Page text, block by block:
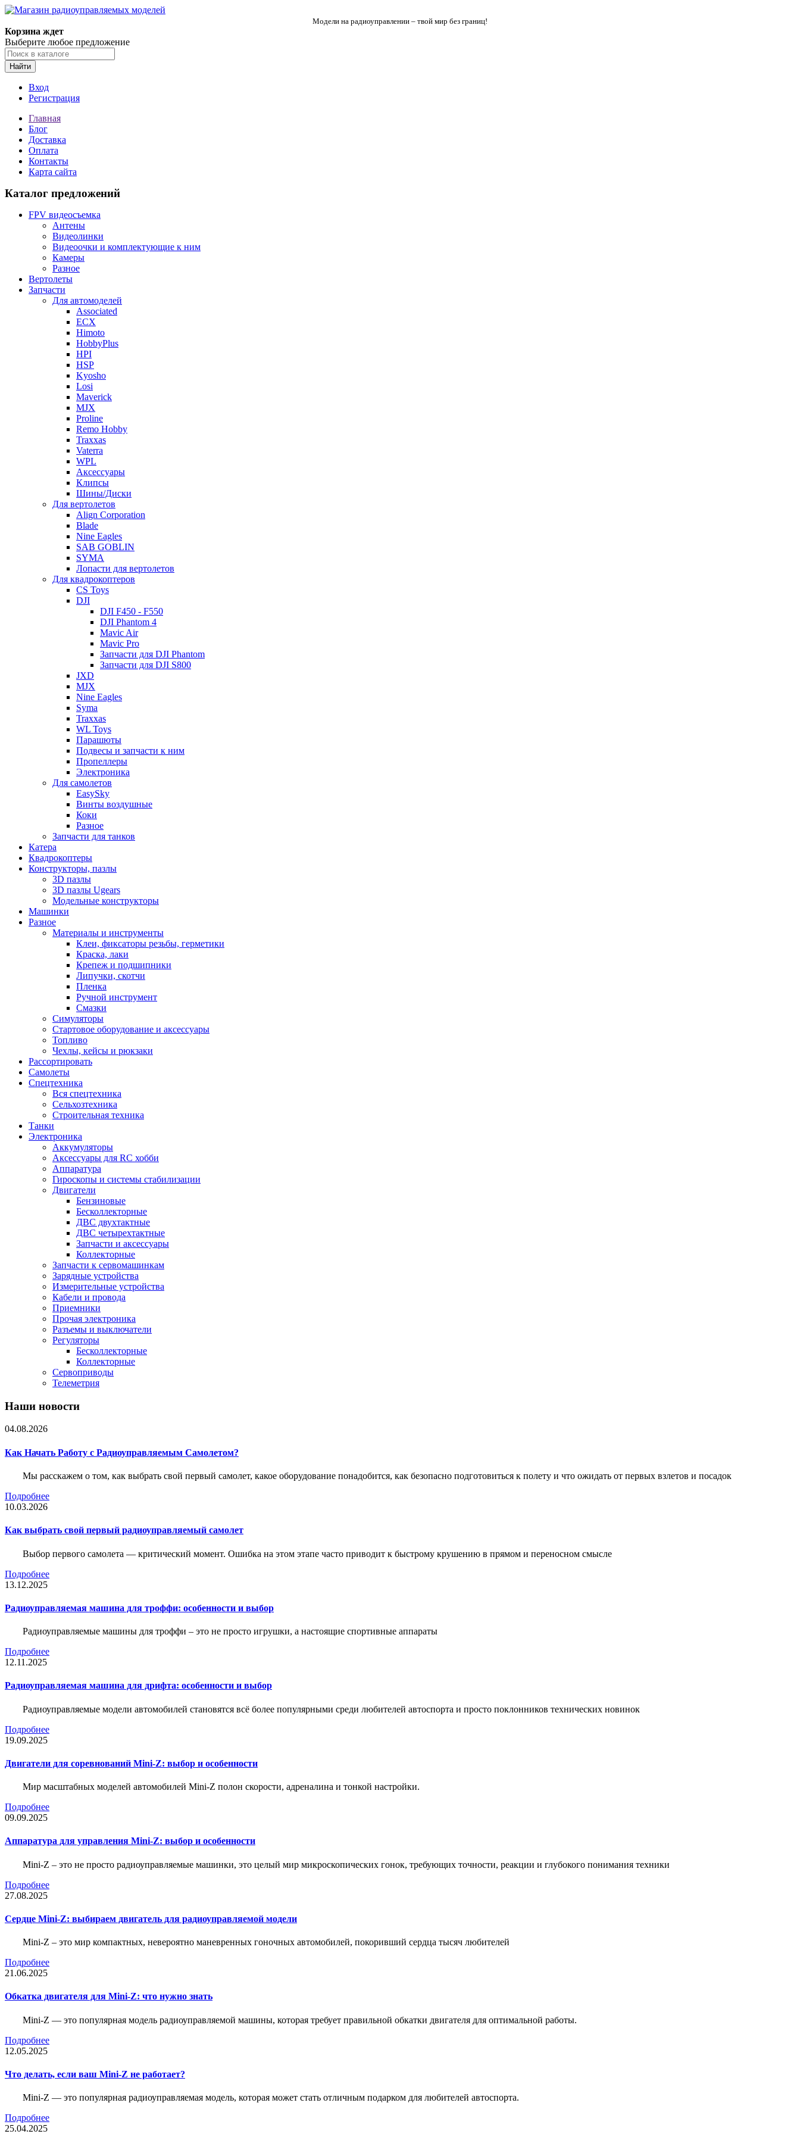
Модели на радиоуправлении – твой мир без границ!
Корзина ждет
Выберите любое предложение
Найти
Вход
Регистрация
Главная
Блог
Доставка
Оплата
Контакты
Карта сайта
Каталог предложений
FPV видеосъемка
Антены
Видеолинки
Видеоочки и комплектующие к ним
Камеры
Разное
Вертолеты
Запчасти
Для автомоделей
Associated
ECX
Himoto
HobbyPlus
HPI
HSP
Kyosho
Losi
Maverick
MJX
Proline
Remo Hobby
Traxxas
Vaterra
WPL
Аксессуары
Клипсы
Шины/Диски
Для вертолетов
Align Corporation
Blade
Nine Eagles
SAB GOBLIN
SYMA
Лопасти для вертолетов
Для квадрокоптеров
CS Toys
DJI
DJI F450 - F550
DJI Phantom 4
Mavic Air
Mavic Pro
Запчасти для DJI Phantom
Запчасти для DJI S800
JXD
MJX
Nine Eagles
Syma
Traxxas
WL Toys
Парашюты
Подвесы и запчасти к ним
Пропеллеры
Электроника
Для самолетов
EasySky
Винты воздушные
Коки
Разное
Запчасти для танков
Катера
Квадрокоптеры
Конструкторы, пазлы
3D пазлы
3D пазлы Ugears
Модельные конструкторы
Машинки
Разное
Материалы и инструменты
Клеи, фиксаторы резьбы, герметики
Краска, лаки
Крепеж и подшипники
Липучки, скотчи
Пленка
Ручной инструмент
Смазки
Симуляторы
Стартовое оборудование и аксессуары
Топливо
Чехлы, кейсы и рюкзаки
Рассортировать
Самолеты
Спецтехника
Вся спецтехника
Сельхозтехника
Строительная техника
Танки
Электроника
Аккумуляторы
Аксессуары для RC хобби
Аппаратура
Гироскопы и системы стабилизации
Двигатели
Бензиновые
Бесколлекторные
ДВС двухтактные
ДВС четырехтактные
Запчасти и аксессуары
Коллекторные
Запчасти к сервомашинкам
Зарядные устройства
Измерительные устройства
Кабели и провода
Приемники
Прочая электроника
Разъемы и выключатели
Регуляторы
Бесколлекторные
Коллекторные
Сервоприводы
Телеметрия
Наши новости
04.08.2026
Как Начать Работу с Радиоуправляемым Самолетом?
Мы расскажем о том, как выбрать свой первый самолет, какое оборудование понадобится, как безопасно подготовиться к полету и что ожидать от первых взлетов и посадок
Подробнее
10.03.2026
Как выбрать свой первый радиоуправляемый самолет
Выбор первого самолета — критический момент. Ошибка на этом этапе часто приводит к быстрому крушению в прямом и переносном смысле
Подробнее
13.12.2025
Радиоуправляемая машина для троффи: особенности и выбор
Радиоуправляемые машины для троффи – это не просто игрушки, а настоящие спортивные аппараты
Подробнее
12.11.2025
Радиоуправляемая машина для дрифта: особенности и выбор
Радиоуправляемые модели автомобилей становятся всё более популярными среди любителей автоспорта и просто поклонников технических новинок
Подробнее
19.09.2025
Двигатели для соревнований Mini-Z: выбор и особенности
Мир масштабных моделей автомобилей Mini-Z полон скорости, адреналина и тонкой настройки.
Подробнее
09.09.2025
Аппаратура для управления Mini-Z: выбор и особенности
Mini-Z – это не просто радиоуправляемые машинки, это целый мир микроскопических гонок, требующих точности, реакции и глубокого понимания техники
Подробнее
27.08.2025
Сердце Mini-Z: выбираем двигатель для радиоуправляемой модели
Mini-Z – это мир компактных, невероятно маневренных гоночных автомобилей, покоривший сердца тысяч любителей
Подробнее
21.06.2025
Обкатка двигателя для Mini-Z: что нужно знать
Mini-Z — это популярная модель радиоуправляемой машины, которая требует правильной обкатки двигателя для оптимальной работы.
Подробнее
12.05.2025
Что делать, если ваш Mini-Z не работает?
Mini-Z — это популярная радиоуправляемая модель, которая может стать отличным подарком для любителей автоспорта.
Подробнее
25.04.2025